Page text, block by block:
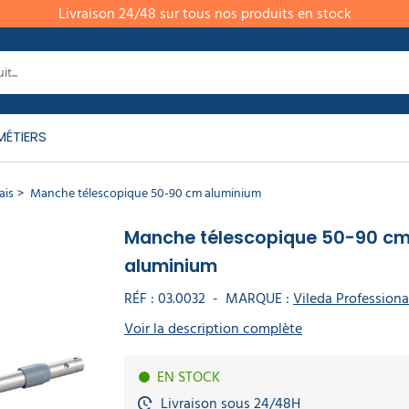
Livraison 24/48 sur tous nos produits en stock
Manche télescopique 50-90 cm aluminium
Manche télescopique 50-90
aluminium
RÉF :03.0032 - MARQUE :Vileda
Voir la description complète
EN STOCK
Livraison sous 24/48H